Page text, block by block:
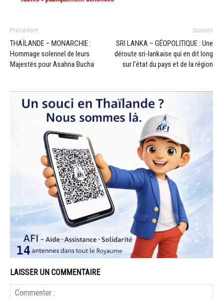
Précédent
THAÏLANDE – MONARCHIE :
Hommage solennel de leurs
Majestés pour Asahna Bucha
Suivant
SRI LANKA – GÉOPOLITIQUE : Une
déroute sri-lankaise qui en dit long
sur l’état du pays et de la région
LAISSER UN COMMENTAIRE